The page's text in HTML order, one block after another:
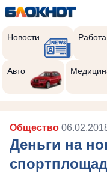
Новости Работа
Авто
Общество
Деньги на